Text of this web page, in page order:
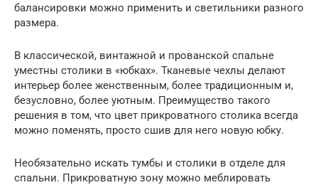
балансировки можно применить и светильники разного
размера.
В классической, винтажной и прованской спальне
уместны столики в «юбках». Тканевые чехлы делают
интерьер более женственным, более традиционным и,
безусловно, более уютным. Преимущество такого
решения в том, что цвет прикроватного столика всегда
можно поменять, просто сшив для него новую юбку.
Необязательно искать тумбы и столики в отделе для
спальни. Прикроватную зону можно меблировать